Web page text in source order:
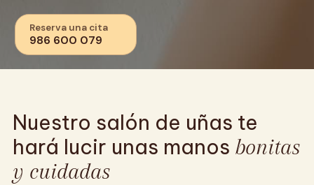
Reserva una cita
986 600 079
Nuestro salón de uñas te
hará lucir unas manos bonitas
y cuidadas